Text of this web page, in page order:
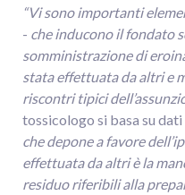
“Vi sono importanti
- che inducono il fondato
somministrazione di
stata effettuata da altri e
riscontri tipici
tossicologo si basa su
che depone a favore
effettuata da altri è la
residuo riferibili alla